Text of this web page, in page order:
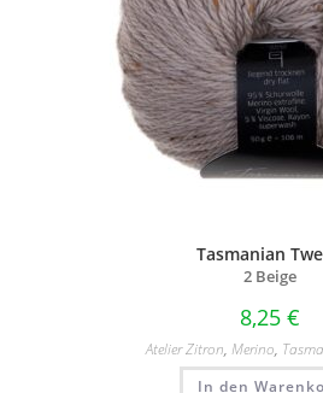
Tasmanian
2 Beige
8,25 €
Atelier Zitron, Merino,
In den